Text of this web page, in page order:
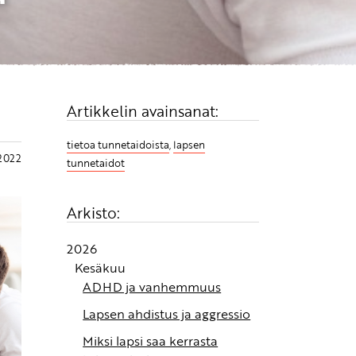
Artikkelin avainsanat:
tietoa tunnetaidoista, lapsen
tunnetaidot
Arkisto:
2026
Kesäkuu
ADHD ja vanhemmuus
Lapsen ahdistus ja aggressio
Miksi lapsi saa kerrasta